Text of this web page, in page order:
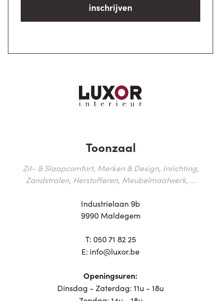
inschrijven
Toonzaal
Zit- & Slaapcomfort, Merken & Design, Inrichting,
Zandstralen, Herstofferen, Meubelmaatwerk, ...
Industrielaan 9b
9990 Maldegem
T: 050 71 82 25
E: info@luxor.be
Openingsuren:
Dinsdag - Zaterdag: 11u - 18u